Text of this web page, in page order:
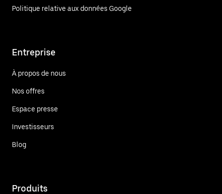
Politique relative aux données Google
Entreprise
À propos de nous
Nos offres
Espace presse
Investisseurs
Blog
Produits